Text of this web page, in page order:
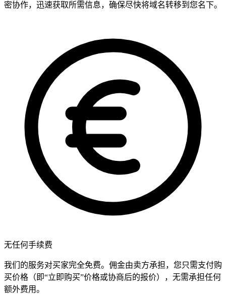
密协作，迅速获取所需信息，确保尽快将域名转移到您名下。
无任何手续费
我们的服务对买家完全免费。佣金由卖方承担，您只需支付购
买价格（即“立即购买”价格或协商后的报价），无需承担任何
额外费用。